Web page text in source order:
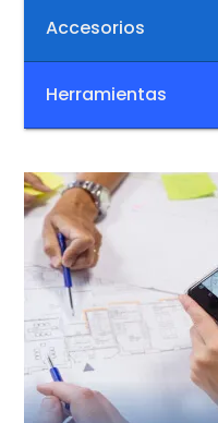
Accesorios
Herramientas